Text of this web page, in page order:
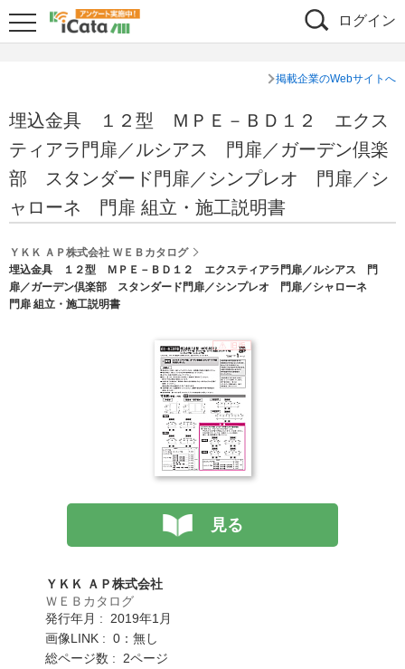
ログイン
掲載企業のWebサイトへ
埋込金具 １２型 ＭＰＥ－ＢＤ１２ エクス
ティアラ門扉／ルシアス 門扉／ガーデン倶楽
部 スタンダード門扉／シンプレオ 門扉／シ
ャローネ 門扉 組立・施工説明書
ＹＫＫ ＡＰ株式会社 ＷＥＢカタログ
埋込金具 １２型 ＭＰＥ－ＢＤ１２ エクスティアラ門扉／ルシアス 門
扉／ガーデン倶楽部 スタンダード門扉／シンプレオ 門扉／シャローネ
門扉 組立・施工説明書
見る
ＹＫＫ ＡＰ株式会社
ＷＥＢカタログ
発行年月 : 2019年1月
画像LINK : 0：無し
総ページ数 : 2ページ